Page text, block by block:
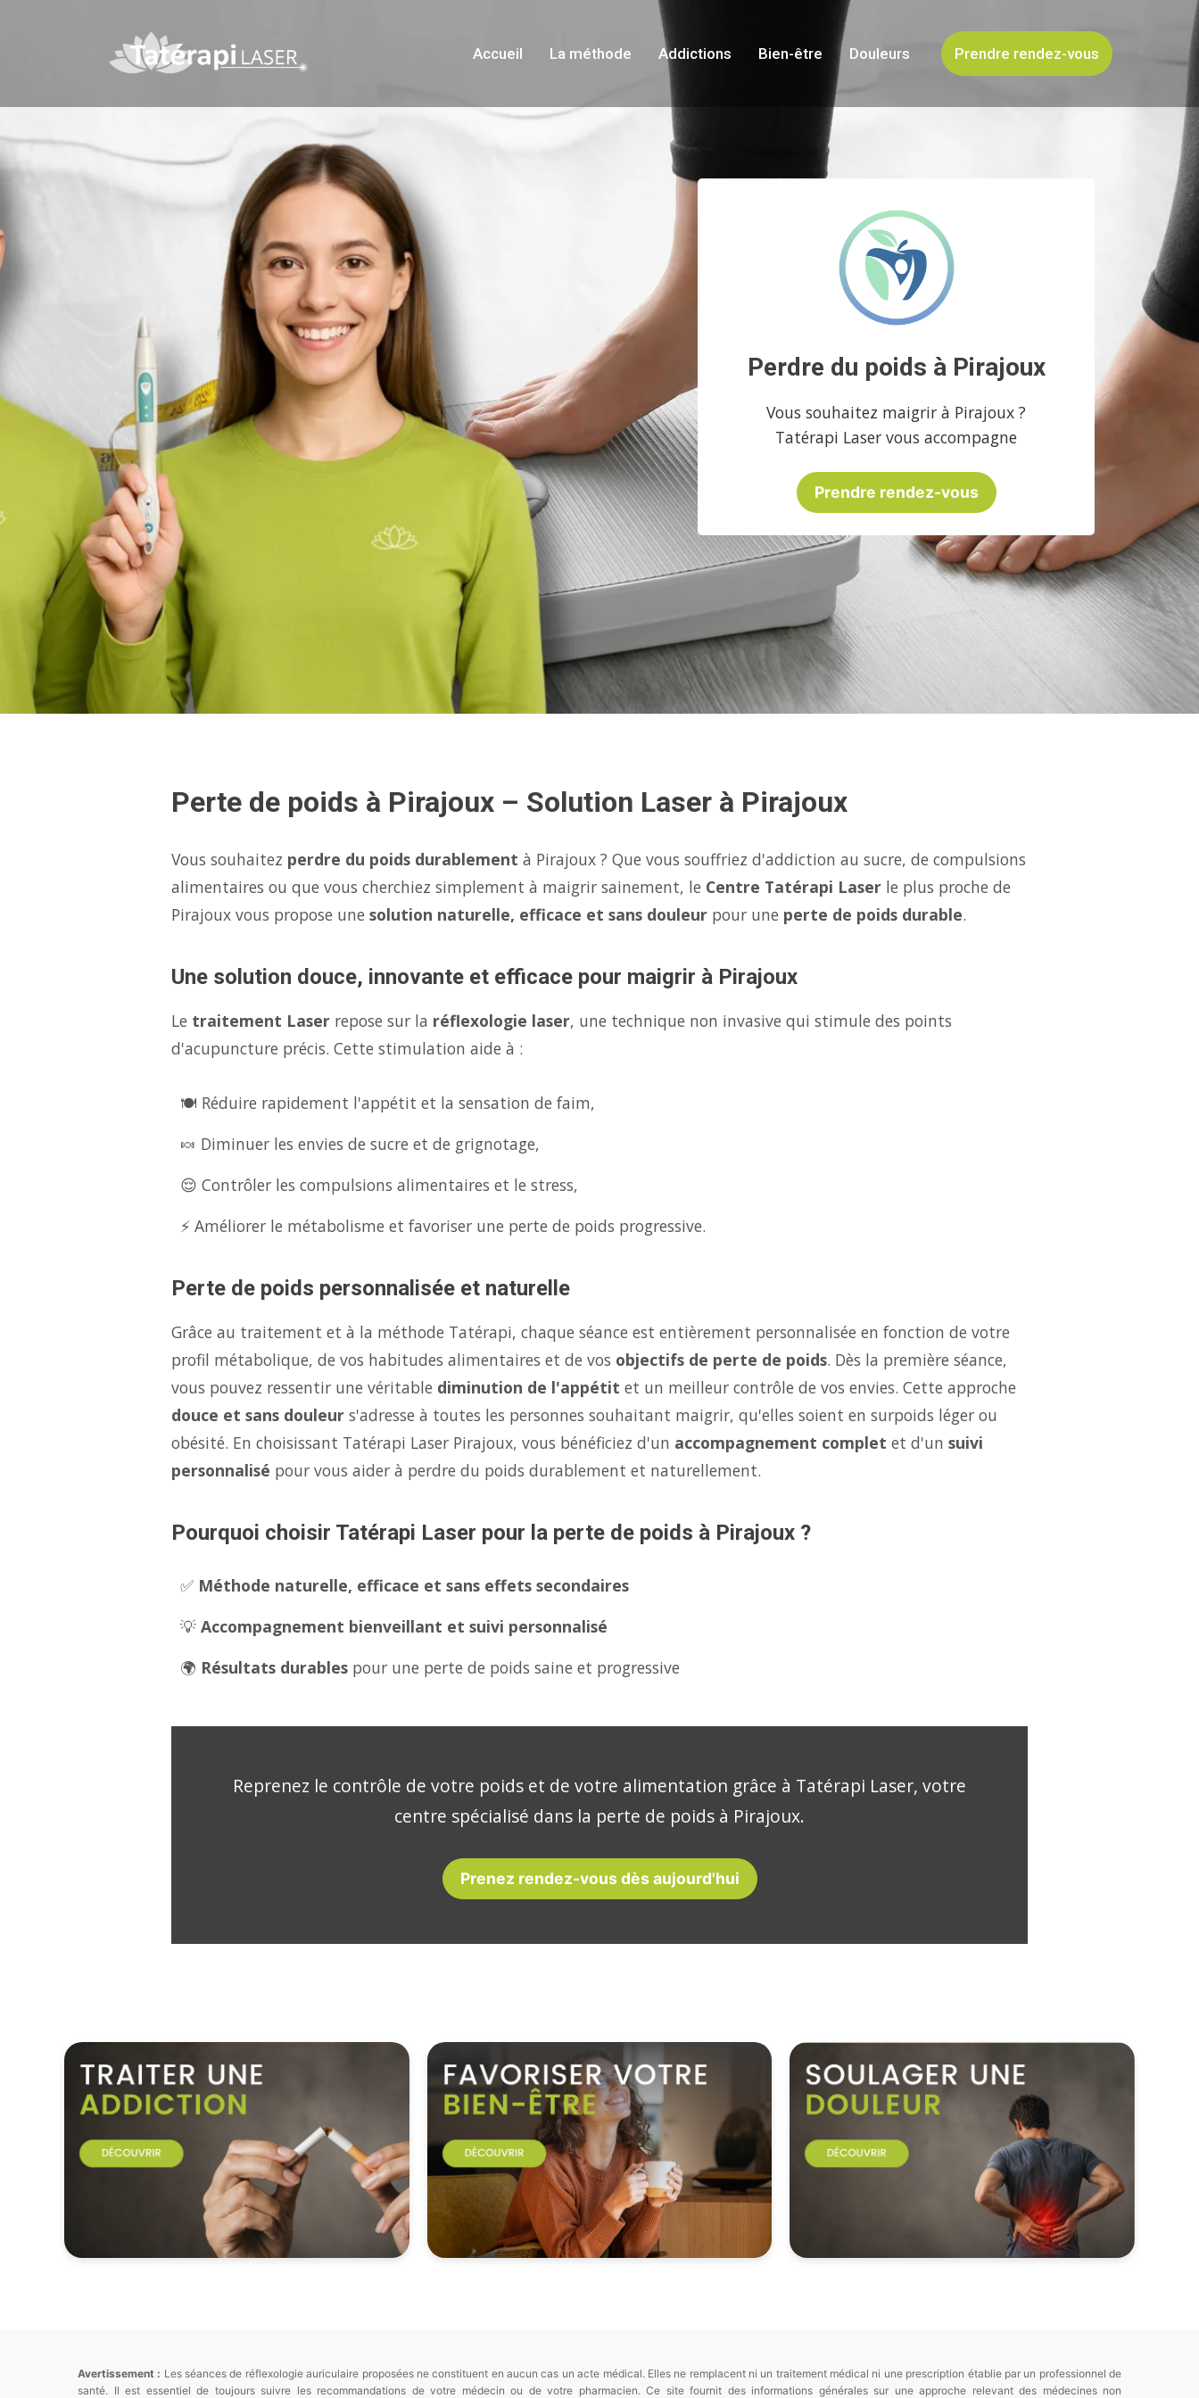
Accueil La méthode Addictions Bien-être Douleurs Prendre rendez-vous
Perdre du poids à Pirajoux
Vous souhaitez maigrir à Pirajoux ?
Tatérapi Laser vous accompagne
Prendre rendez-vous
Perte de poids à Pirajoux – Solution Laser à Pirajoux
Vous souhaitez perdre du poids durablement à Pirajoux ? Que vous souffriez d'addiction au sucre, de compulsions
alimentaires ou que vous cherchiez simplement à maigrir sainement, le Centre Tatérapi Laser le plus proche de
Pirajoux vous propose une solution naturelle, efficace et sans douleur pour une perte de poids durable.
Une solution douce, innovante et efficace pour maigrir à Pirajoux
Le traitement Laser repose sur la réflexologie laser, une technique non invasive qui stimule des points
d'acupuncture précis. Cette stimulation aide à :
🍽️ Réduire rapidement l'appétit et la sensation de faim,
🍬 Diminuer les envies de sucre et de grignotage,
😌 Contrôler les compulsions alimentaires et le stress,
⚡ Améliorer le métabolisme et favoriser une perte de poids progressive.
Perte de poids personnalisée et naturelle
Grâce au traitement et à la méthode Tatérapi, chaque séance est entièrement personnalisée en fonction de votre
profil métabolique, de vos habitudes alimentaires et de vos objectifs de perte de poids. Dès la première séance,
vous pouvez ressentir une véritable diminution de l'appétit et un meilleur contrôle de vos envies. Cette approche
douce et sans douleur s'adresse à toutes les personnes souhaitant maigrir, qu'elles soient en surpoids léger ou
obésité. En choisissant Tatérapi Laser Pirajoux, vous bénéficiez d'un accompagnement complet et d'un suivi
personnalisé pour vous aider à perdre du poids durablement et naturellement.
Pourquoi choisir Tatérapi Laser pour la perte de poids à Pirajoux ?
✅ Méthode naturelle, efficace et sans effets secondaires
💡 Accompagnement bienveillant et suivi personnalisé
🌍 Résultats durables pour une perte de poids saine et progressive
Reprenez le contrôle de votre poids et de votre alimentation grâce à Tatérapi Laser, votre
centre spécialisé dans la perte de poids à Pirajoux.
Prenez rendez-vous dès aujourd'hui
Avertissement : Les séances de réflexologie auriculaire proposées ne constituent en aucun cas un acte médical. Elles ne remplacent ni un traitement médical ni une prescription établie par un professionnel de
santé. Il est essentiel de toujours suivre les recommandations de votre médecin ou de votre pharmacien. Ce site fournit des informations générales sur une approche relevant des médecines non